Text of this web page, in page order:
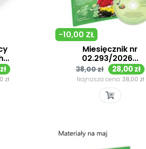
zł
Miesięcznik nr
02.293/2026...
Cena
podstawowa
38,00 zł Cena
28,00 zł
Najniższa cena:38,00 zł
-10,00 ZŁ
Szybki podgląd